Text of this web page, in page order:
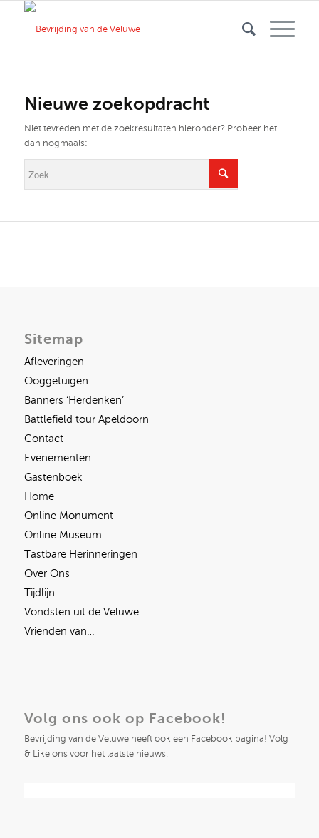
Nieuwe zoekopdracht
Niet tevreden met de zoekresultaten hieronder? Probeer het
dan nogmaals:
Sitemap
Afleveringen
Ooggetuigen
Banners ‘Herdenken’
Battlefield tour Apeldoorn
Contact
Evenementen
Gastenboek
Home
Online Monument
Online Museum
Tastbare Herinneringen
Over Ons
Tijdlijn
Vondsten uit de Veluwe
Vrienden van…
Volg ons ook op Facebook!
Bevrijding van de Veluwe heeft ook een Facebook pagina! Volg
& Like ons voor het laatste nieuws.